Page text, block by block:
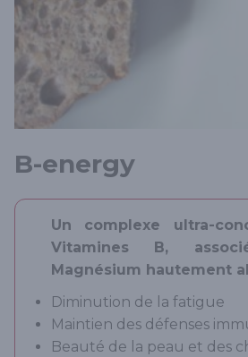
B-energy
Un complexe ultra-
Vitamines B,
Magnésium hautement
Diminution de la fatigue
Maintien des défenses
Beauté de la peau et des